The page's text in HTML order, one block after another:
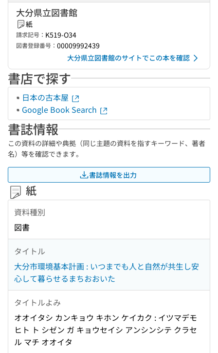
大分県立図書館
紙
請求記号： K519-O34
図書登録番号： 00009992439
大分県立図書館のサイトでこの本を確認
書店で探す
日本の古本屋
Google Book Search
書誌情報
この資料の詳細や典拠（同じ主題の資料を指すキーワード、著者
名）等を確認できます。
書誌情報を出力
紙
資料種別
図書
タイトル
大分市環境基本計画 : いつまでも人と自然が共生し安
心して暮らせるまちおおいた
タイトルよみ
オオイタシ カンキョウ キホン ケイカク : イツマデモ
ヒト ト シゼン ガ キョウセイシ アンシンシテ クラセ
ル マチ オオイタ